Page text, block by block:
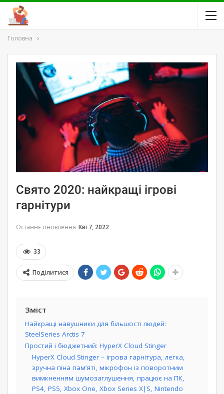
Головна
Свято 2020: найкращі ігрові
гарнітури
Останнє оновлення Кві 7, 2022
33
Поділитися
Зміст
Найкращі навушники для більшості людей:
SteelSeries Arctis 7
Простий і бюджетний: HyperX Cloud Stinger
HyperX Cloud Stinger – ігрова гарнітура, легка,
зручна піна пам’яті, мікрофон із поворотним
вимкненням шумозаглушення, працює на ПК,
PS4, PS5, Xbox One, Xbox Series X|S, Nintendo